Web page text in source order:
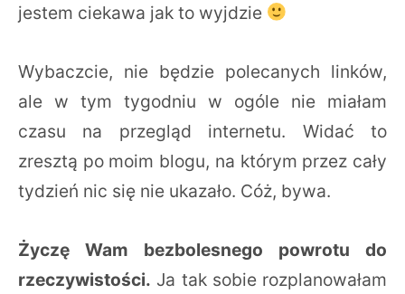
jestem ciekawa jak to wyjdzie
Wybaczcie, nie będzie polecanych linków,
ale w tym tygodniu w ogóle nie miałam
czasu na przegląd internetu. Widać to
zresztą po moim blogu, na którym przez cały
tydzień nic się nie ukazało. Cóż, bywa.
Życzę Wam bezbolesnego powrotu do
rzeczywistości. Ja tak sobie rozplanowałam